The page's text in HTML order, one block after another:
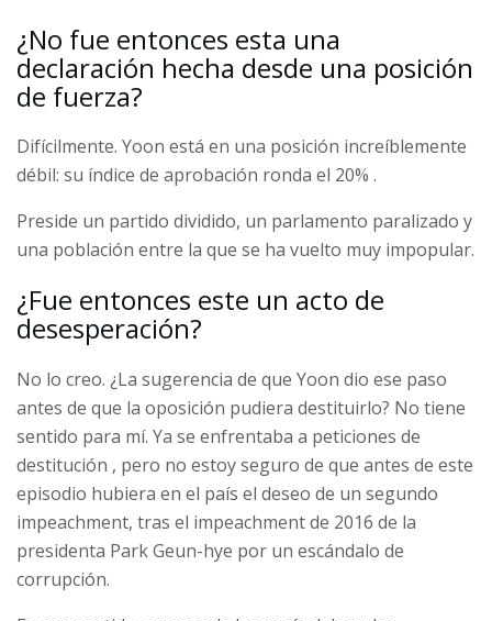
¿No fue entonces esta una
declaración hecha desde una posición
de fuerza?
Difícilmente. Yoon está en una posición increíblemente
débil: su índice de aprobación ronda el 20% .
Preside un partido dividido, un parlamento paralizado y
una población entre la que se ha vuelto muy impopular.
¿Fue entonces este un acto de
desesperación?
No lo creo. ¿La sugerencia de que Yoon dio ese paso
antes de que la oposición pudiera destituirlo? No tiene
sentido para mí. Ya se enfrentaba a peticiones de
destitución , pero no estoy seguro de que antes de este
episodio hubiera en el país el deseo de un segundo
impeachment, tras el impeachment de 2016 de la
presidenta Park Geun-hye por un escándalo de
corrupción.